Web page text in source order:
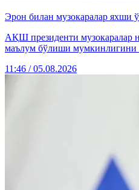
Эрон билан музокаралар яхши
АҚШ президенти музокаралар
маълум бўлиши мумкинлигини
11:46 / 05.08.2026